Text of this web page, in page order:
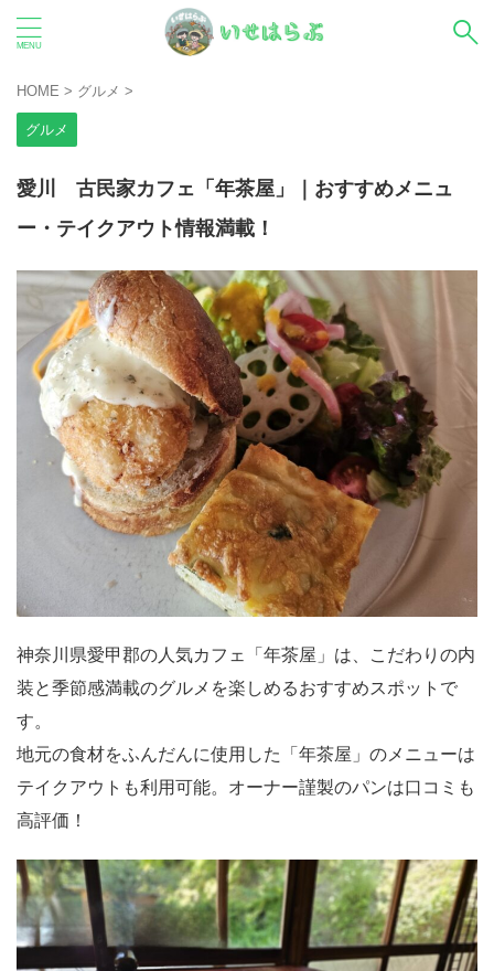
HOME > グルメ >
グルメ
愛川 古民家カフェ「年茶屋」｜おすすめメニュ
ー・テイクアウト情報満載！
神奈川県愛甲郡の人気カフェ「年茶屋」は、こだわりの内
装と季節感満載のグルメを楽しめるおすすめスポットで
す。
地元の食材をふんだんに使用した「年茶屋」のメニューは
テイクアウトも利用可能。オーナー謹製のパンは口コミも
高評価！